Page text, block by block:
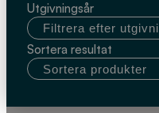
Utgivningsår
Sortera resultat